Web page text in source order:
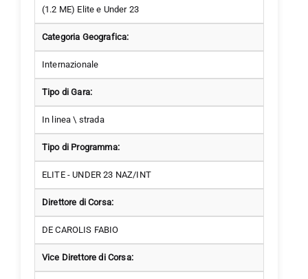
(1.2 ME) Elite e Under 23
Categoria Geografica:
Internazionale
Tipo di Gara:
In linea \ strada
Tipo di Programma:
ELITE - UNDER 23 NAZ/INT
Direttore di Corsa:
DE CAROLIS FABIO
Vice Direttore di Corsa: